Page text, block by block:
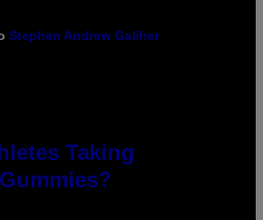
Stephen Andrew Galiher
Taking